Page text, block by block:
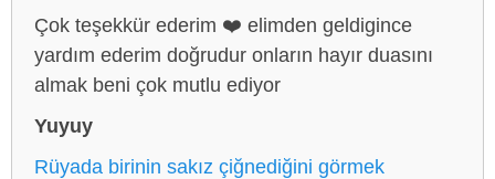
Çok teşekkür ederim ❤️ elimden geldigince
yardım ederim doğrudur onların hayır duasını
almak beni çok mutlu ediyor
Yuyuy
Rüyada birinin sakız çiğnediğini görmek